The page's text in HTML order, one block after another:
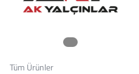
Tüm Ürünler